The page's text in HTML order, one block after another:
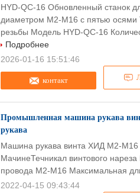
контакт
HYD-QC-16 Обновленный станок
диаметром M2-M16 с пятью осями
резьбы Модель HYD-QC-16
Подробнее
2026-01-16 15:51:46
Промышленная машина рукава
рукава
Машина рукава винта ХИД М2-М16
МачинеТечникал винтового
провода М2-М16 Максимальная
2022-04-15 09:43:44